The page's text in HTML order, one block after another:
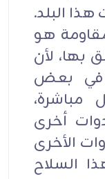
البلد.
هو
بها، لأن
في بعض
مباشرة،
أخرى
الأخرى
السلاح